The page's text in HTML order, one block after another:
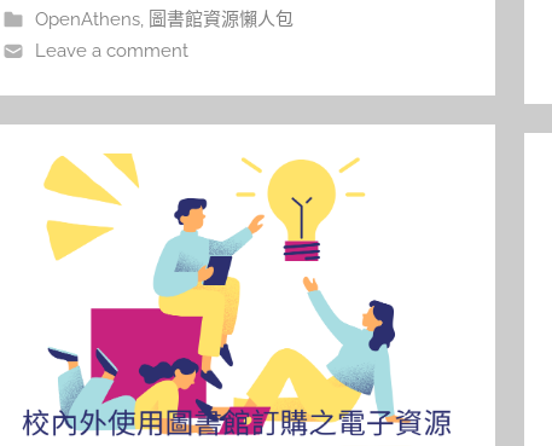
OpenAthens, 圖書館資源懶人包
Leave a comment